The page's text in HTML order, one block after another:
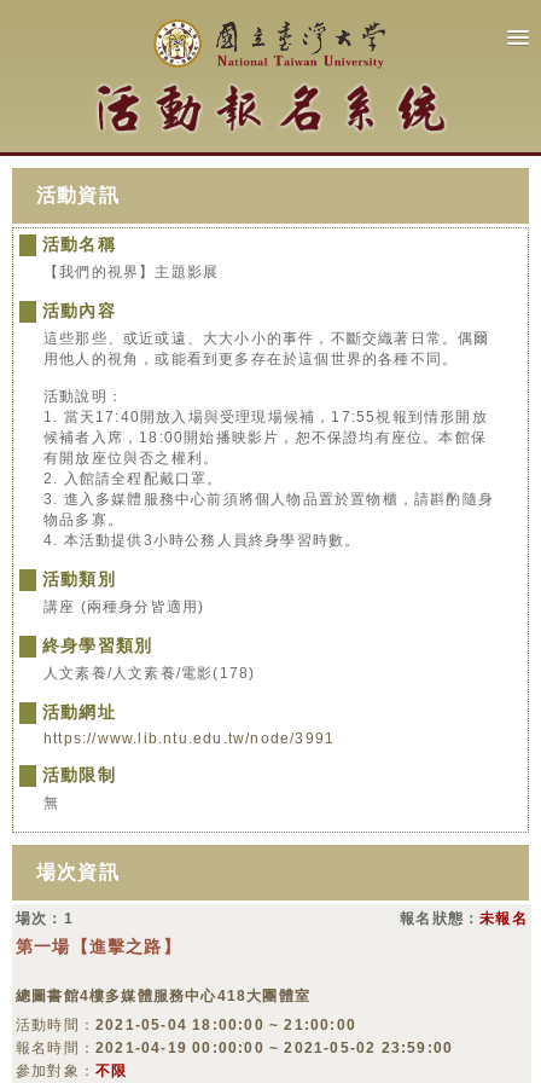
活動資訊
活動名稱
【我們的視界】主題影展
活動內容
這些那些、或近或遠、大大小小的事件，不斷交織著日常。偶爾
用他人的視角，或能看到更多存在於這個世界的各種不同。
活動說明：
1. 當天17:40開放入場與受理現場候補，17:55視報到情形開放
候補者入席，18:00開始播映影片，恕不保證均有座位。本館保
有開放座位與否之權利。
2. 入館請全程配戴口罩。
3. 進入多媒體服務中心前須將個人物品置於置物櫃，請斟酌隨身
物品多寡。
4. 本活動提供3小時公務人員終身學習時數。
活動類別
講座 (兩種身分皆適用)
終身學習類別
人文素養/人文素養/電影(178)
活動網址
https://www.lib.ntu.edu.tw/node/3991
活動限制
無
場次資訊
場次：1 報名狀態：未報名
第一場【進擊之路】
總圖書館4樓多媒體服務中心418大團體室
活動時間： 2021-05-04 18:00:00 ~ 21:00:00
報名時間： 2021-04-19 00:00:00 ~ 2021-05-02 23:59:00
參加對象： 不限